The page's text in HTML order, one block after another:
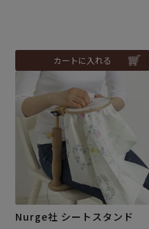
カートに入れる
Nurge社 シートスタンド